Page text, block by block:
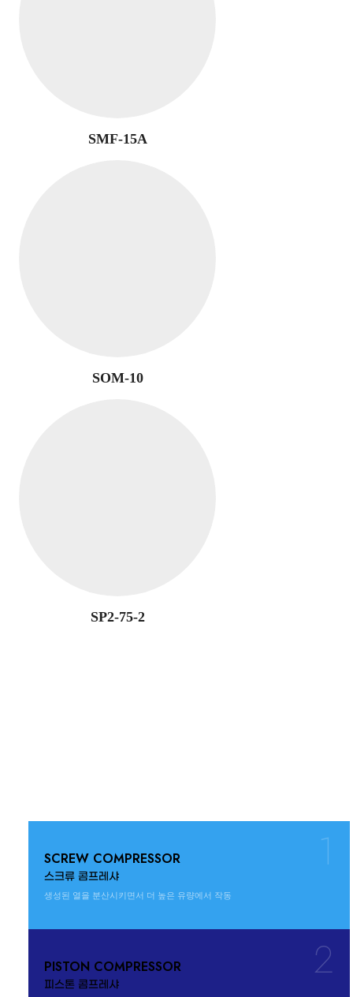
SMF-15A
SOM-10
SP2-75-2
1
SCREW COMPRESSOR
스크류 콤프레샤
생성된 열을 분산시키면서 더 높은 유량에서 작동
2
PISTON COMPRESSOR
피스톤 콤프레샤